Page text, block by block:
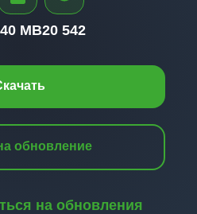
обновление
на обновления
MB20 542